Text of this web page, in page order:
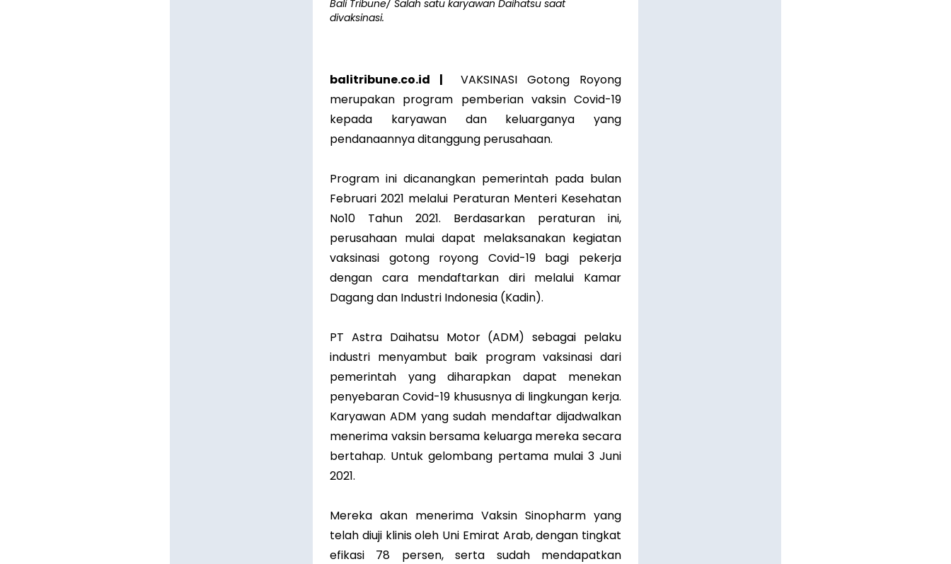
Bali Tribune/ Salah satu karyawan Daihatsu saat
divaksinasi.
balitribune.co.id |VAKSINASI Gotong Royong
merupakan program pemberian vaksin Covid-19
kepada karyawan dan keluarganya yang
pendanaannya ditanggung perusahaan.
Program ini dicanangkan pemerintah pada bulan
Februari 2021 melalui Peraturan Menteri Kesehatan
No10 Tahun 2021. Berdasarkan peraturan ini,
perusahaan mulai dapat melaksanakan kegiatan
vaksinasi gotong royong Covid-19 bagi pekerja
dengan cara mendaftarkan diri melalui Kamar
Dagang dan Industri Indonesia (Kadin).
PT Astra Daihatsu Motor (ADM) sebagai pelaku
industri menyambut baik program vaksinasi dari
pemerintah yang diharapkan dapat menekan
penyebaran Covid-19 khususnya di lingkungan kerja.
Karyawan ADM yang sudah mendaftar dijadwalkan
menerima vaksin bersama keluarga mereka secara
bertahap. Untuk gelombang pertama mulai 3 Juni
2021.
Mereka akan menerima Vaksin Sinopharm yang
telah diuji klinis oleh Uni Emirat Arab, dengan tingkat
efikasi 78 persen, serta sudah mendapatkan